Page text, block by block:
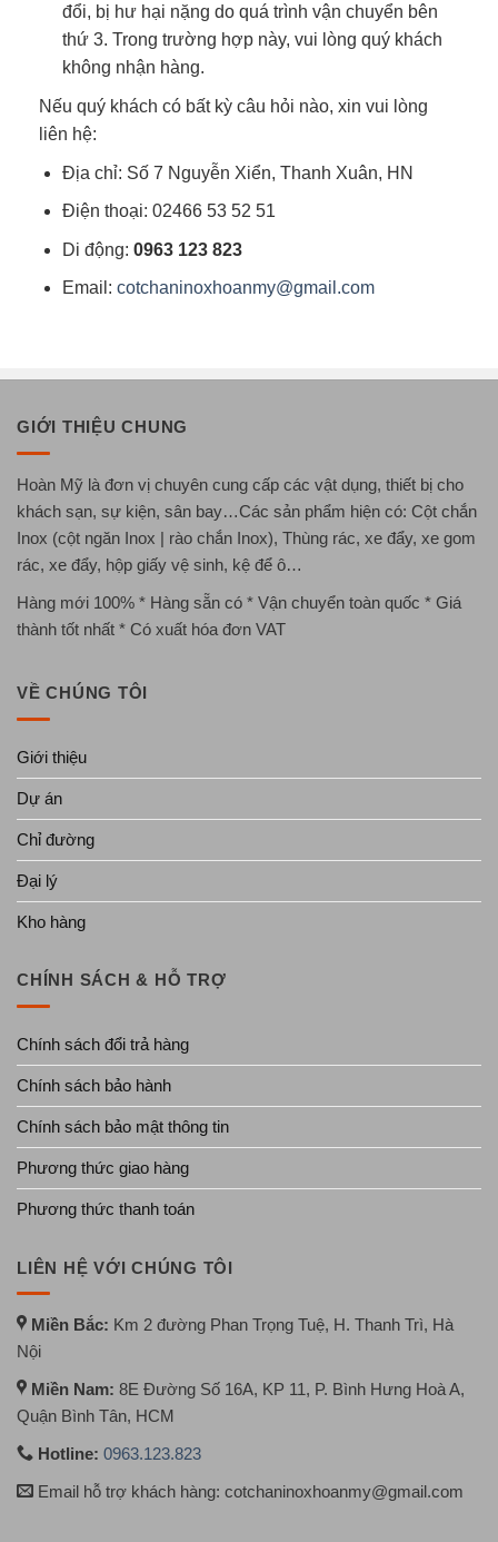
đổi, bị hư hại nặng do quá trình vận chuyển bên
thứ 3. Trong trường hợp này, vui lòng quý khách
không nhận hàng.
Nếu quý khách có bất kỳ câu hỏi nào, xin vui lòng
liên hệ:
Địa chỉ: Số 7 Nguyễn Xiển, Thanh Xuân, HN
Điện thoại: 02466 53 52 51
Di động: 0963 123 823
Email: cotchaninoxhoanmy@gmail.com
GIỚI THIỆU CHUNG
Hoàn Mỹ là đơn vị chuyên cung cấp các vật dụng, thiết bị cho
khách sạn, sự kiện, sân bay…Các sản phẩm hiện có: Cột chắn
Inox (cột ngăn Inox | rào chắn Inox), Thùng rác, xe đẩy, xe gom
rác, xe đẩy, hộp giấy vệ sinh, kệ để ô…
Hàng mới 100% * Hàng sẵn có * Vận chuyển toàn quốc * Giá
thành tốt nhất * Có xuất hóa đơn VAT
VỀ CHÚNG TÔI
Giới thiệu
Dự án
Chỉ đường
Đại lý
Kho hàng
CHÍNH SÁCH & HỖ TRỢ
Chính sách đổi trả hàng
Chính sách bảo hành
Chính sách bảo mật thông tin
Phương thức giao hàng
Phương thức thanh toán
LIÊN HỆ VỚI CHÚNG TÔI
Miền Bắc: Km 2 đường Phan Trọng Tuệ, H. Thanh Trì, Hà
Nội
Miền Nam: 8E Đường Số 16A, KP 11, P. Bình Hưng Hoà A,
Quận Bình Tân, HCM
Hotline: 0963.123.823
Email hỗ trợ khách hàng: cotchaninoxhoanmy@gmail.com